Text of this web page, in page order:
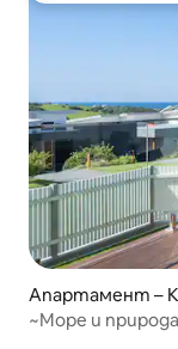
Апартамент –
~Море и